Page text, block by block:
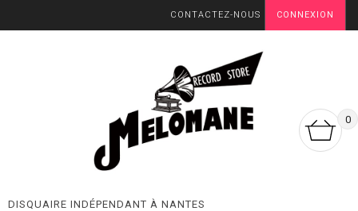
CONNEXION
CONTACTEZ-NOUS
0
DISQUAIRE INDÉPENDANT À NANTES